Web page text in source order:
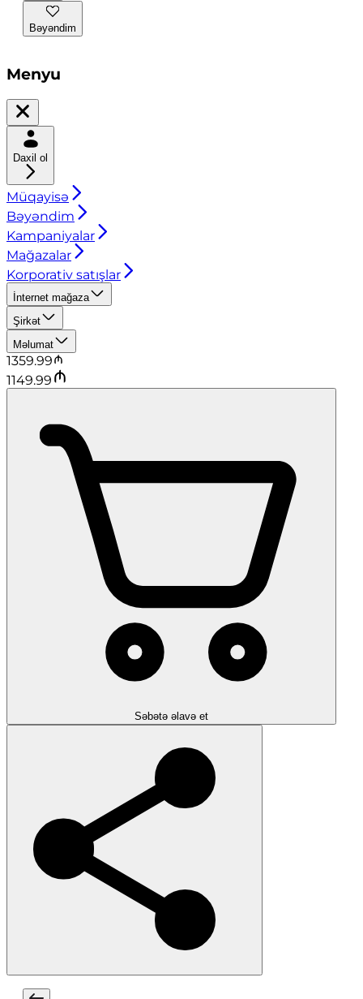
Bəyəndim
Menyu
Daxil ol
Müqayisə
Bəyəndim
Kampaniyalar
Mağazalar
Korporativ satışlar
İnternet mağaza
Şirkət
Məlumat
1359.99
1149.99
Səbətə əlavə et